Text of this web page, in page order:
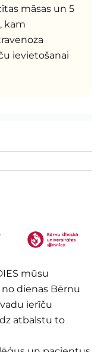
māsas un 5
kam
ievietošanai
mūsu
dienas Bērnu
ierīču
atbalstu to